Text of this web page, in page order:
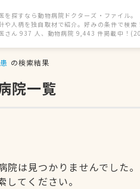
を探すなら動物病院ドクターズ・ファイル。
や人柄を独自取材で紹介。好みの条件で検索！
さん 937 人、動物病院 9,443 件掲載中！
の検索結果
院一覧
は見つかりませんでした。
てください。